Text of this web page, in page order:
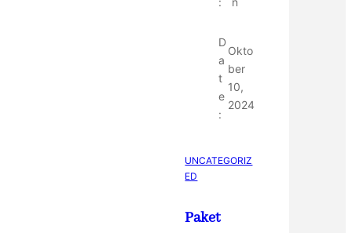
D
a
t
e
:
Okto
ber
10,
2024
UNCATEGORIZ
ED
Paket